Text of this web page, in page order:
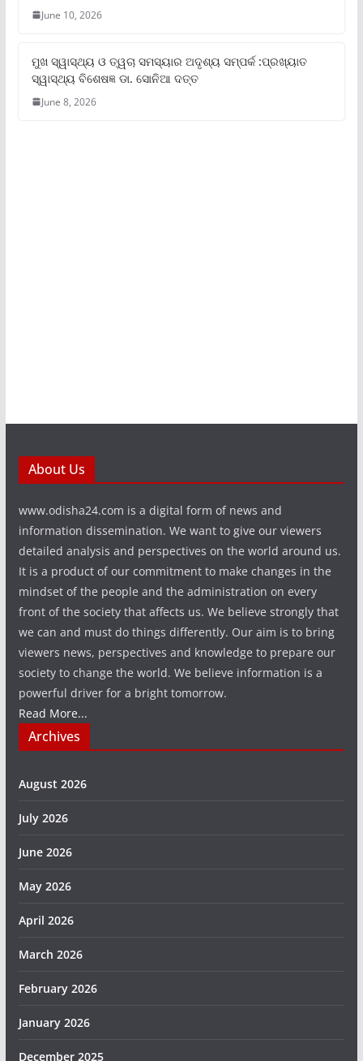
June 10, 2026
ମୁଖ ସ୍ୱାସ୍ଥ୍ୟ ଓ ତ୍ୱଚା ସମସ୍ୟାର ଅଦୃଶ୍ୟ ସମ୍ପର୍କ :ପ୍ରଖ୍ୟାତ
ସ୍ୱାସ୍ଥ୍ୟ ବିଶେଷଜ୍ଞ ଡା. ସୋନିଆ ଦତ୍ତ
June 8, 2026
About Us
www.odisha24.com is a digital form of news and
information dissemination. We want to give our viewers
detailed analysis and perspectives on the world around us.
It is a product of our commitment to make changes in the
mindset of the people and the administration on every
front of the society that affects us. We believe strongly that
we can and must do things differently. Our aim is to bring
viewers news, perspectives and knowledge to prepare our
society to change the world. We believe information is a
powerful driver for a bright tomorrow.
Read More...
Archives
August 2026
July 2026
June 2026
May 2026
April 2026
March 2026
February 2026
January 2026
December 2025